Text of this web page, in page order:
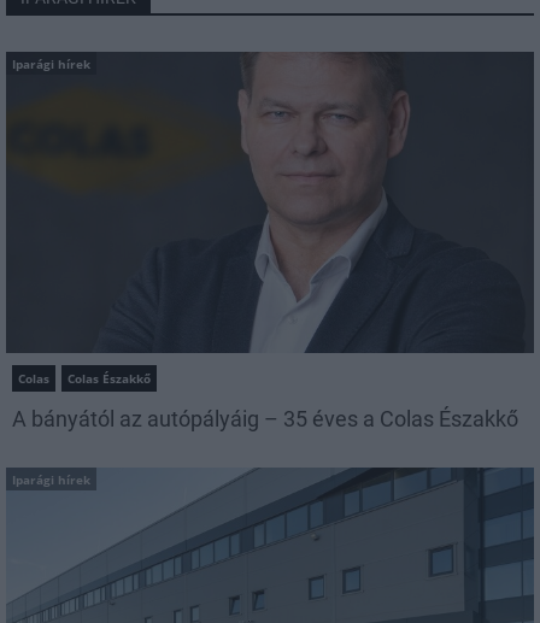
Iparági hírek
Colas Colas Északkő
A bányától az autópályáig – 35 éves a Colas Északkő
Iparági hírek